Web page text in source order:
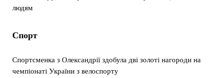
людям
Спорт
Спортсменка з Олександрії здобула дві золоті нагороди на
чемпіонаті України з велоспорту